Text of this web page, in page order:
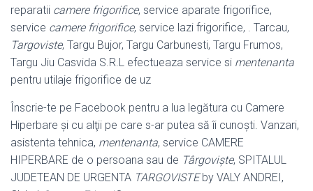
reparatii camere frigorifice, service aparate frigorifice,
service camere frigorifice, service lazi frigorifice, . Tarcau,
Targoviste, Targu Bujor, Targu Carbunesti, Targu Frumos,
Targu Jiu Casvida S.R.L efectueaza service si mentenanta
pentru utilaje frigorifice de uz
Înscrie-te pe Facebook pentru a lua legătura cu Camere
Hiperbare şi cu alţii pe care s-ar putea să îi cunoşti. Vanzari,
asistenta tehnica, mentenanta, service CAMERE
HIPERBARE de o persoana sau de Târgoviște, SPITALUL
JUDETEAN DE URGENTA TARGOVISTEby VALY ANDREI,